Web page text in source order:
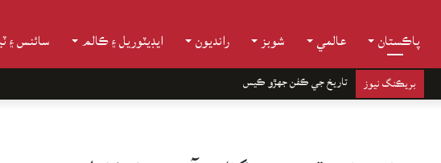
پاڪستان عالمي شوبز رانديون ايڊيٽوريل ۽ ڪالم سائنس ۽
بريڪنگ نيوز تاريخ جي ڪفن جھڙو ڪيس